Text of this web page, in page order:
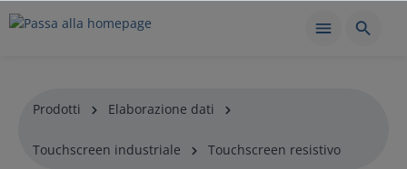
Prodotti Elaborazione dati
Touchscreen industriale Touchscreen resistivo